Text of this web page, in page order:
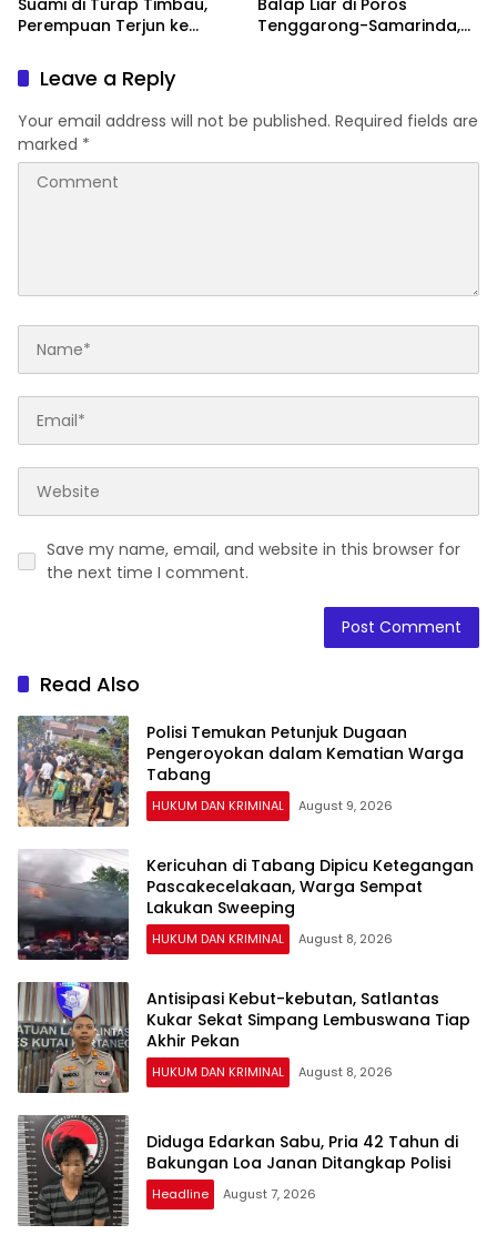
Suami di Turap Timbau,
Perempuan Terjun ke
Balap Liar di Poros
Tenggarong-Samarinda,
Leave a Reply
Your email address will not be published. Required fields are
marked *
Save my name, email, and website in this browser for
the next time I comment.
Read Also
Polisi Temukan Petunjuk Dugaan
Pengeroyokan dalam Kematian Warga
Tabang
HUKUM DAN KRIMINAL August 9, 2026
Kericuhan di Tabang Dipicu Ketegangan
Pascakecelakaan, Warga Sempat
Lakukan Sweeping
HUKUM DAN KRIMINAL August 8, 2026
Antisipasi Kebut-kebutan, Satlantas
Kukar Sekat Simpang Lembuswana Tiap
Akhir Pekan
HUKUM DAN KRIMINAL August 8, 2026
Diduga Edarkan Sabu, Pria 42 Tahun di
Bakungan Loa Janan Ditangkap Polisi
Headline August 7, 2026